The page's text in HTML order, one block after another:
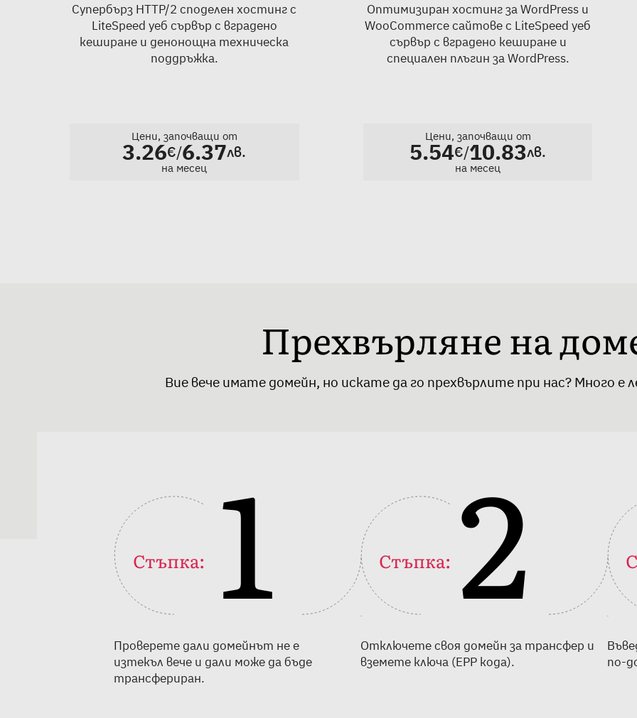
Супербърз HTTP/2 споделен хостинг с
LiteSpeed уеб сървър с вградено
кеширане и денонощна техническа
поддръжка.
Цени, започващи от
3.26€/6.37лв.
на месец
Оптимизиран хостинг за WordPress и
WooCommerce сайтове с LiteSpeed уеб
сървър с вградено кеширане и
специален плъгин за WordPress.
Цени, започващи от
5.54€/10.83лв.
на месец
Прехвърляне на
Вие вече имате домейн, но искате да го прехвърлите при нас? Много
Стъпка: 1
Проверете дали домейнът не е
изтекъл вече и дали може да бъде
трансфериран.
Стъпка: 2
Отключете своя домейн за трансфер и
вземете ключа (EPP кода).
по-